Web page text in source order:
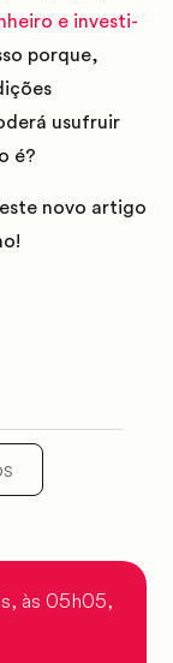
e investi-
porque,
usufruir
é?
novo artigo
às 05h05,